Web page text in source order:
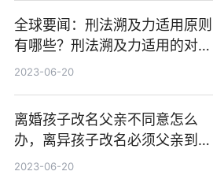
全球要闻：刑法溯及力适用原则
有哪些？刑法溯及力适用的对象
是什么？
2023-06-20
离婚孩子改名父亲不同意怎么
办，离异孩子改名必须父亲到派
出所吗-速看
2023-06-20